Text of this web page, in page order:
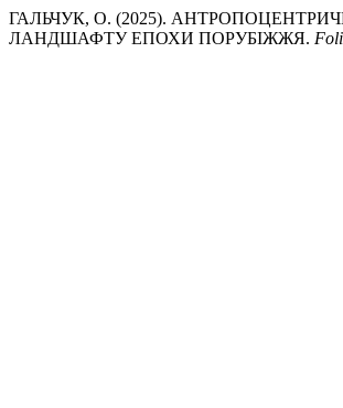
ГАЛЬЧУК, О. (2025).
ЛАНДШАФТУ ЕПОХИ ПОРУБІЖЖЯ.